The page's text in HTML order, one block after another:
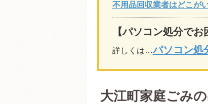
不用品回収業者はどこが
【パソコン処分でお
詳しくは…パソコン処
大江町家庭ごみ